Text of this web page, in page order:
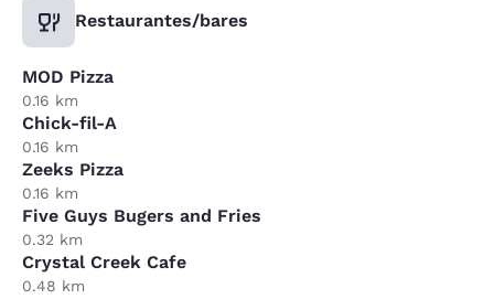
Restaurantes/bares
MOD Pizza
0.16 km
Chick-fil-A
0.16 km
Zeeks Pizza
0.16 km
Five Guys Bugers and Fries
0.32 km
Crystal Creek Cafe
0.48 km